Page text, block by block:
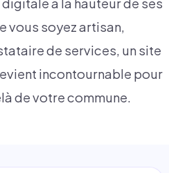
à la hauteur de ses
vous soyez artisan,
de services, un site
incontournable pour
de votre commune.